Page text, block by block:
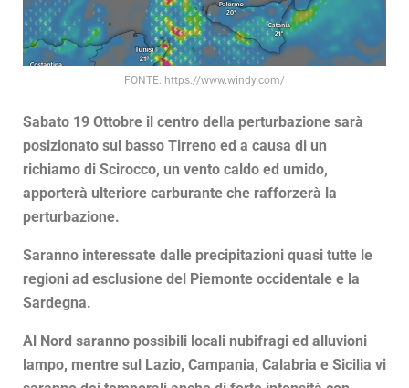
FONTE: https://www.windy.com/
Sabato 19 Ottobre il centro della perturbazione sarà
posizionato sul basso Tirreno ed a causa di un
richiamo di Scirocco, un vento caldo ed umido,
apporterà ulteriore carburante che rafforzerà la
perturbazione.
Saranno interessate dalle precipitazioni quasi tutte le
regioni ad esclusione del Piemonte occidentale e la
Sardegna.
Al Nord saranno possibili locali nubifragi ed alluvioni
lampo, mentre sul Lazio, Campania, Calabria e Sicilia vi